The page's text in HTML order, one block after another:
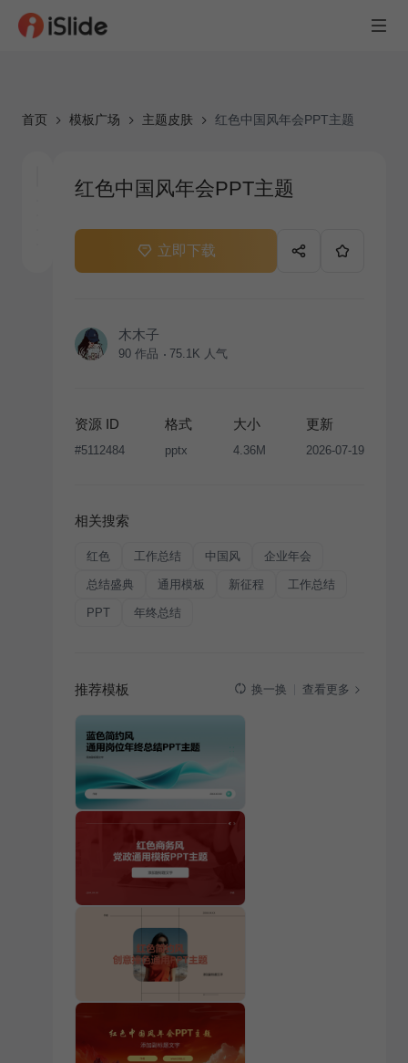
首页 模板广场 主题皮肤 红色中国风年会PPT主题
红色中国风年会PPT主题
立即下载
木木子
90 作品 75.1K 人气
资源 ID
#5112484
格式
pptx
大小
4.36M
更新
2026-07-19
相关搜索
红色 工作总结 中国风 企业年会
总结盛典 通用模板 新征程 工作总结
PPT 年终总结
推荐模板 换一换 查看更多